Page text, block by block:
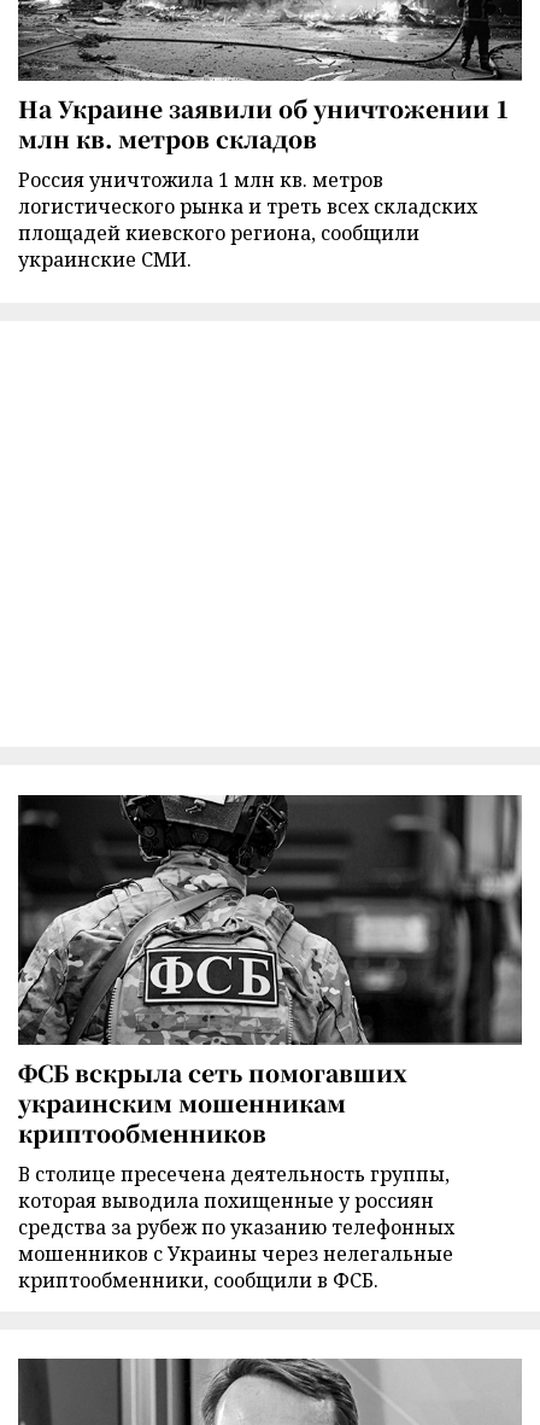
На Украине заявили об уничтожении 1
млн кв. метров складов
Россия уничтожила 1 млн кв. метров
логистического рынка и треть всех складских
площадей киевского региона, сообщили
украинские СМИ.
ФСБ вскрыла сеть помогавших
украинским мошенникам
криптообменников
В столице пресечена деятельность группы,
которая выводила похищенные у россиян
средства за рубеж по указанию телефонных
мошенников с Украины через нелегальные
криптообменники, сообщили в ФСБ.